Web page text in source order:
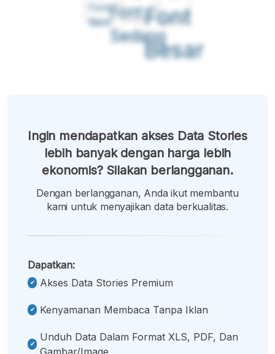
Font
Kecil
Font
Sedang
Font
Besar
Ingin mendapatkan akses Data Stories
lebih banyak dengan harga lebih
ekonomis? Silakan berlangganan.
Dengan berlangganan, Anda ikut membantu
kami untuk menyajikan data berkualitas.
Dapatkan:
Akses Data Stories Premium
Kenyamanan Membaca Tanpa Iklan
Unduh Data Dalam Format XLS, PDF, Dan
Gambar/image